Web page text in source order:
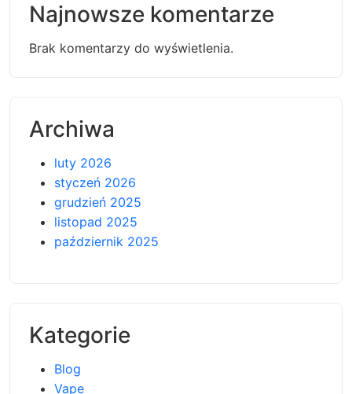
Najnowsze komentarze
Brak komentarzy do wyświetlenia.
Archiwa
luty 2026
styczeń 2026
grudzień 2025
listopad 2025
październik 2025
Kategorie
Blog
Vape